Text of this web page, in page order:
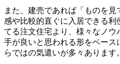
また、建売であれば「ものを
感や比較的直ぐに入居できる
てる注文住宅より、様々なノ
手が良いと思われる形をベース
らではの気遣いが多々あります。